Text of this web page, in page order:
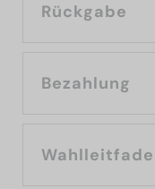
Rückgabe
Bezahlung